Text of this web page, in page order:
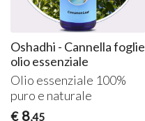
Oshadhi - Cannella foglie
olio essenziale
Olio essenziale 100%
puro e naturale
€ 8,45